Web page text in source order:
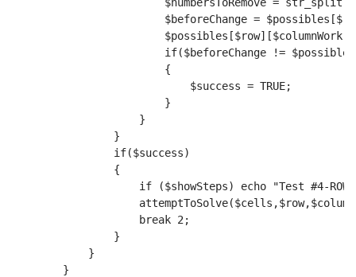
$beforeChange =
$possibles[$row][$columnWork] =
if($beforeChange !=
{
$success = TRUE;
}
}
}
if($success)
{
if ($showSteps) echo "Test #4-ROW found 3-
break 2;
}
}
}